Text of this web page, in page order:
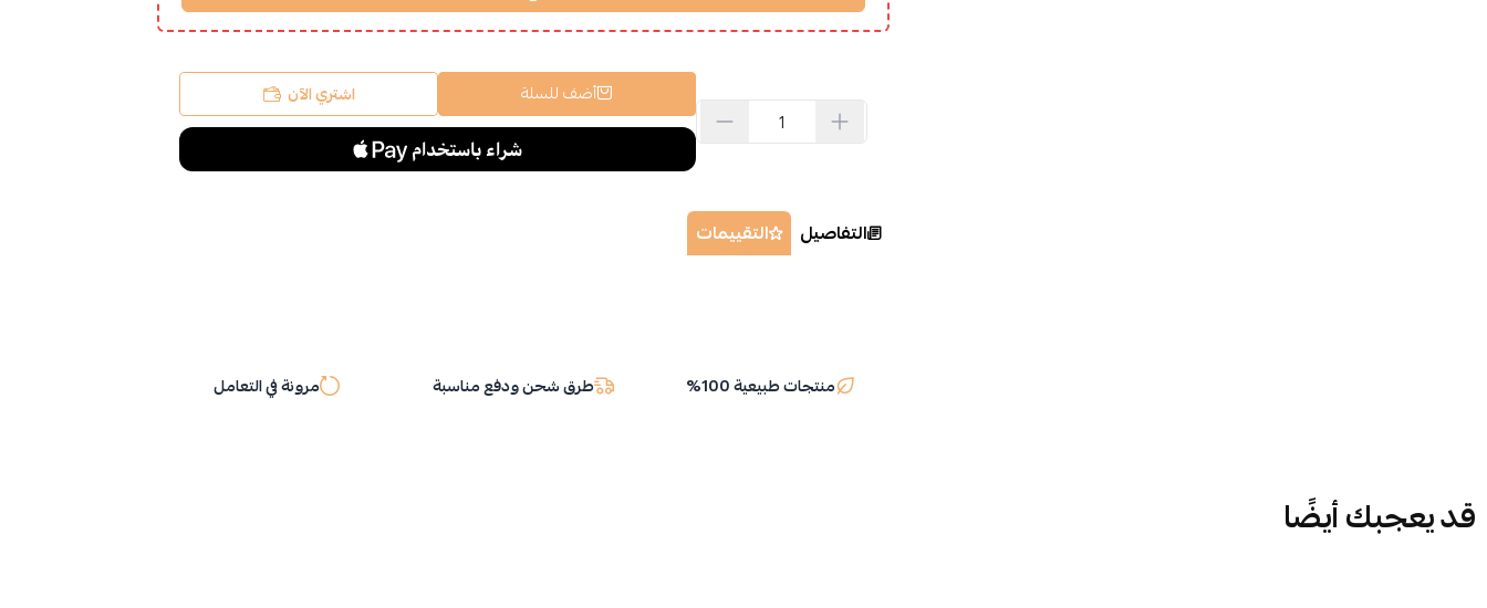
أضف للسلة اشتري الآن
التفاصيل التقييمات
منتجات طبيعية 100% طرق شحن ودفع مناسبة مرونة في التعامل
قد يعجبك أيضًا